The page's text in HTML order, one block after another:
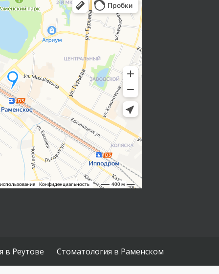
в Реутове
Стоматология в Раменском